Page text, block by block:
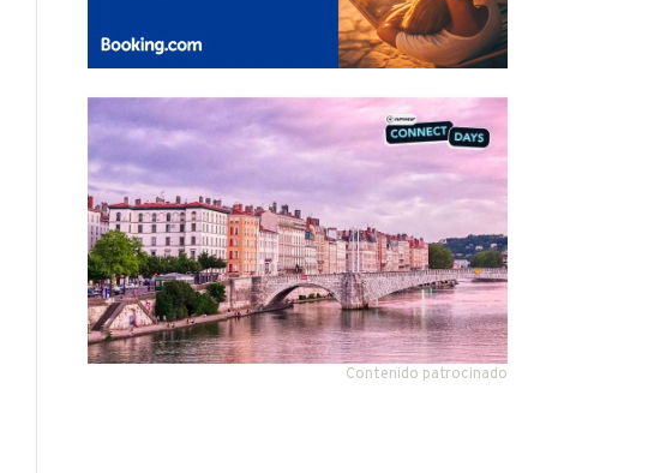
Contenido patrocinado